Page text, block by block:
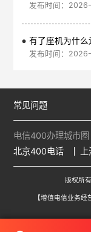
发布时间：
发布时间：
常见问题
电信400办理城市圈
北京400电话
版权所
【增值电信业务